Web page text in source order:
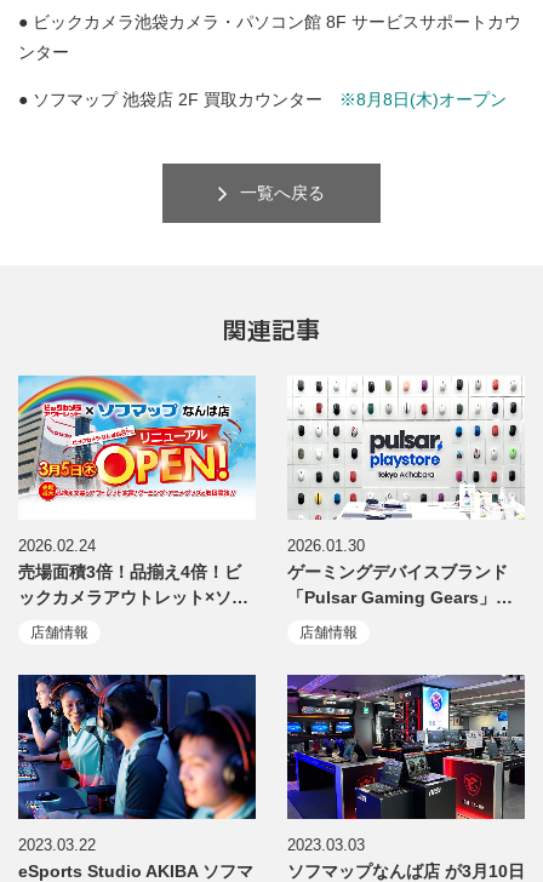
● ビックカメラ池袋カメラ・パソコン館 8F サービスサポートカウ
ンター
● ソフマップ 池袋店 2F 買取カウンター ※8月8日(木)オープン
一覧へ戻る
関連記事
2026.02.24
売場面積3倍！品揃え4倍！ビ
ックカメラアウトレット×ソ…
店舗情報
2026.01.30
ゲーミングデバイスブランド
「Pulsar Gaming Gears」…
店舗情報
2023.03.22
eSports Studio AKIBA ソフマ
2023.03.03
ソフマップなんば店 が3月10日